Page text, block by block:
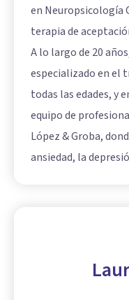
en Neuropsicología
terapia de
A lo largo de 20
especializado en el
todas las edades, y
equipo de
López & Groba,
ansiedad, la